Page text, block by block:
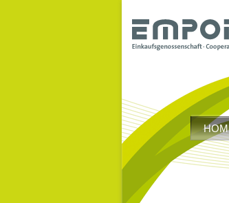
Vai
al
contenuto